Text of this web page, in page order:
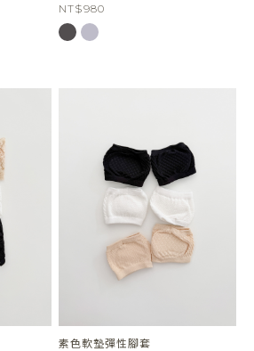
NT$980
素色軟墊彈性腳套